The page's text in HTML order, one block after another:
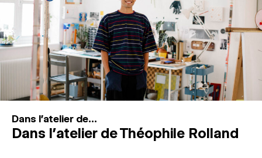
ESPACES DE PRATIQUE ARTISTIQUE ↓
Recherche
Connexion
Dans l'atelier de...
Dans l’atelier de Théophile Rolland